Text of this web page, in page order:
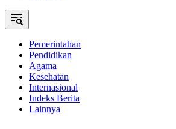
Pemerintahan
Pendidikan
Agama
Kesehatan
Internasional
Indeks Berita
Lainnya